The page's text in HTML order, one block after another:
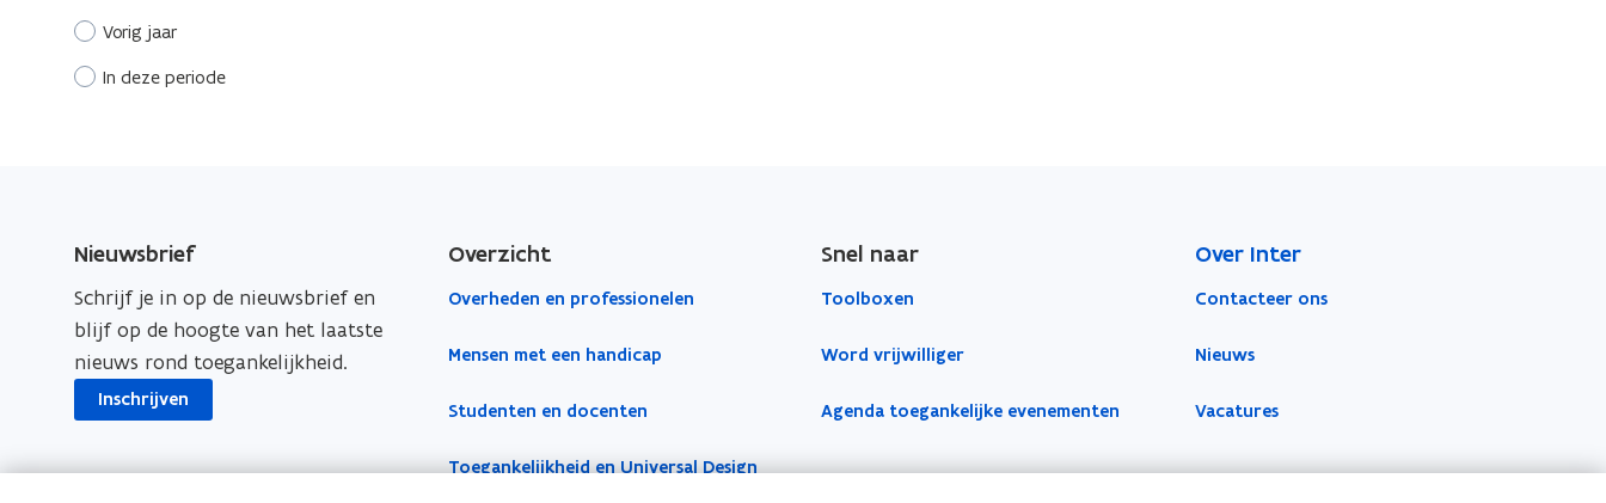
Vorig jaar
In deze periode
Nieuwsbrief
Schrijf je in op de nieuwsbrief en
blijf op de hoogte van het laatste
nieuws rond toegankelijkheid.
Inschrijven
Overzicht
Overheden en professionelen
Mensen met een handicap
Studenten en docenten
Toegankelijkheid en Universal Design
Snel naar
Toolboxen
Word vrijwilliger
Agenda toegankelijke evenementen
Over Inter
Contacteer ons
Nieuws
Vacatures